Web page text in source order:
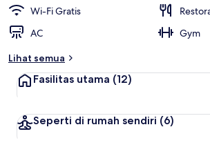
Wi-Fi Gratis
AC
Gym
Lihat semua
Fasilitas utama (12)
Seperti di rumah sendiri (6)